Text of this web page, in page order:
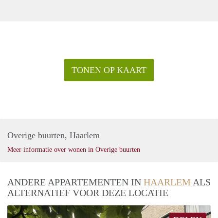
TONEN OP KAART
Overige buurten, Haarlem
Meer informatie over wonen in Overige buurten
ANDERE APPARTEMENTEN IN HAARLEM ALS
ALTERNATIEF VOOR DEZE LOCATIE